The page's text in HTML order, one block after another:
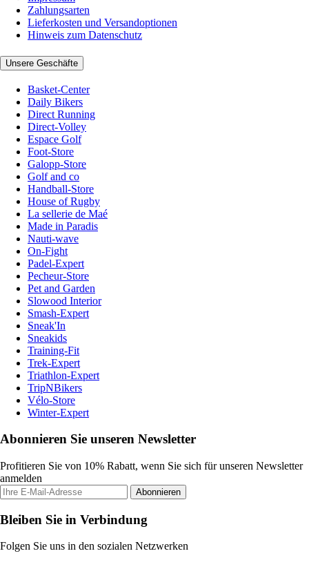
Zahlungsarten
Lieferkosten und Versandoptionen
Hinweis zum Datenschutz
Unsere Geschäfte
Basket-Center
Daily Bikers
Direct Running
Direct-Volley
Espace Golf
Foot-Store
Galopp-Store
Golf and co
Handball-Store
House of Rugby
La sellerie de Maé
Made in Paradis
Nauti-wave
On-Fight
Padel-Expert
Pecheur-Store
Pet and Garden
Slowood Interior
Smash-Expert
Sneak'In
Sneakids
Training-Fit
Trek-Expert
Triathlon-Expert
TripNBikers
Vélo-Store
Winter-Expert
Abonnieren Sie unseren Newsletter
Profitieren Sie von 10% Rabatt, wenn Sie sich für unseren Newsletter
anmelden
Abonnieren
Bleiben Sie in Verbindung
Folgen Sie uns in den sozialen Netzwerken